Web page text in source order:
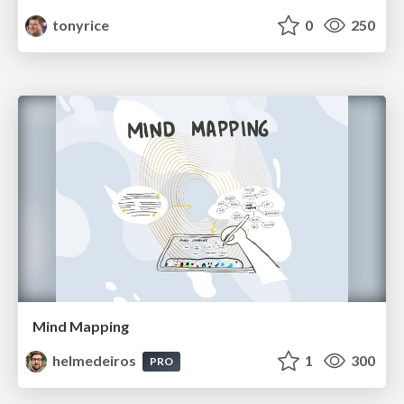
tonyrice
0 250
Mind Mapping
helmedeiros
PRO 1 300